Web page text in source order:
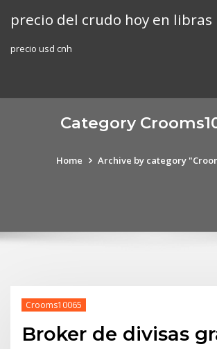
precio del crudo hoy en
precio usd cnh
Category
Home Archive by category
Crooms10065
Broker de divisas